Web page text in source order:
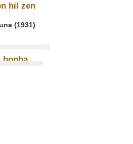
hil zen
(1931)
bonba